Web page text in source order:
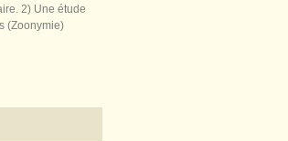
2) Une étude
(Zoonymie)